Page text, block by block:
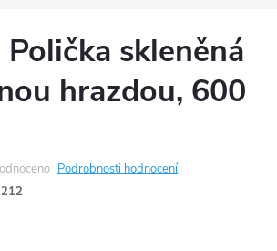
Polička skleněná
hrazdou, 600
Podrobnosti hodnocení